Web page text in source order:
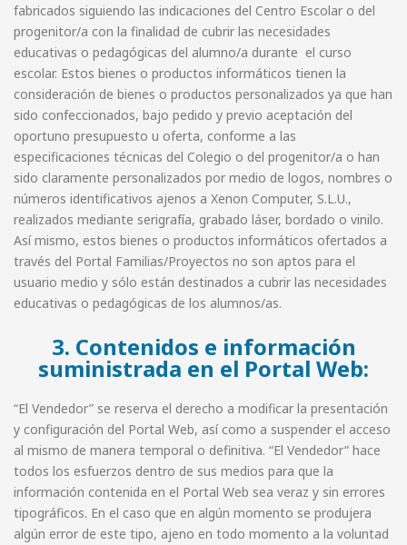
fabricados siguiendo las indicaciones del Centro Escolar o del
progenitor/a con la finalidad de cubrir las necesidades
educativas o pedagógicas del alumno/a durante el curso
escolar. Estos bienes o productos informáticos tienen la
consideración de bienes o productos personalizados ya que han
sido confeccionados, bajo pedido y previo aceptación del
oportuno presupuesto u oferta, conforme a las
especificaciones técnicas del Colegio o del progenitor/a o han
sido claramente personalizados por medio de logos, nombres o
números identificativos ajenos a Xenon Computer, S.L.U.,
realizados mediante serigrafía, grabado láser, bordado o vinilo.
Así mismo, estos bienes o productos informáticos ofertados a
través del Portal Familias/Proyectos no son aptos para el
usuario medio y sólo están destinados a cubrir las necesidades
educativas o pedagógicas de los alumnos/as.
3. Contenidos e información
suministrada en el Portal Web:
“El Vendedor” se reserva el derecho a modificar la presentación
y configuración del Portal Web, así como a suspender el acceso
al mismo de manera temporal o definitiva. “El Vendedor” hace
todos los esfuerzos dentro de sus medios para que la
información contenida en el Portal Web sea veraz y sin errores
tipográficos. En el caso que en algún momento se produjera
algún error de este tipo, ajeno en todo momento a la voluntad